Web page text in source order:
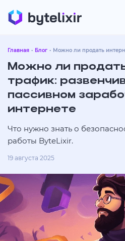
Главная Блог
Можно ли продать
Можно ли
трафик:
пассивном
интернете
Что нужно знать о
работы ByteLixir.
19 августа 2025